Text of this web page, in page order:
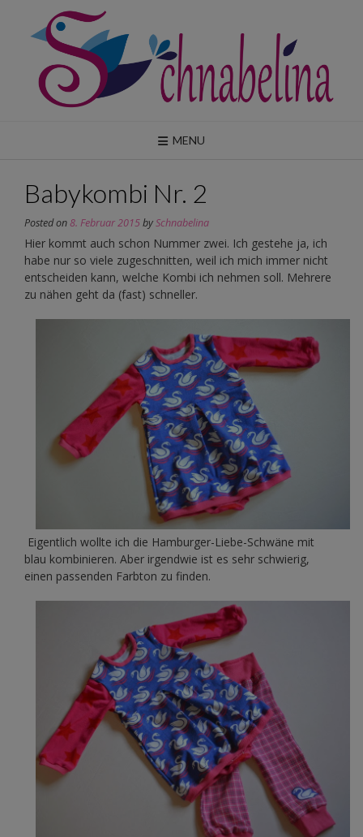
content
MENU
Babykombi Nr. 2
Posted on8. Februar 2015bySchnabelina
Hier kommt auch schon Nummer zwei. Ich gestehe ja, ich
habe nur so viele zugeschnitten, weil ich mich immer nicht
entscheiden kann, welche Kombi ich nehmen soll. Mehrere
zu nähen geht da (fast) schneller.
Eigentlich wollte ich die Hamburger-Liebe-Schwäne mit
blau kombinieren. Aber irgendwie ist es sehr schwierig,
einen passenden Farbton zu finden.